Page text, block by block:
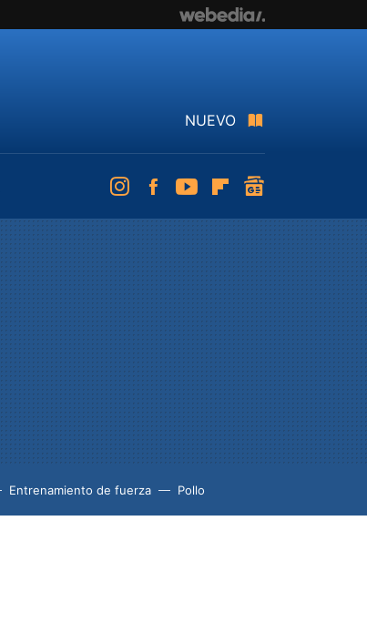
NUEVO
InstagramFacebookYoutubeFlipboard
Entrenamiento de fuerza Pollo